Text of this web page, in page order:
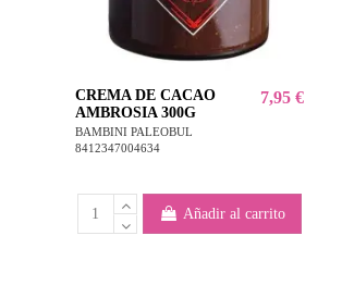
CREMA DE CACAO
AMBROSIA 300G
BAMBINI PALEOBUL
8412347004634
7,95 €
Añadir al carrito